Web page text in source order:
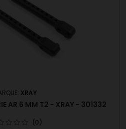
XRAY
AR 6 MM T2 - XRAY - 301332
(0)